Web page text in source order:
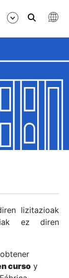
lizitazioak
ez diren
curso y